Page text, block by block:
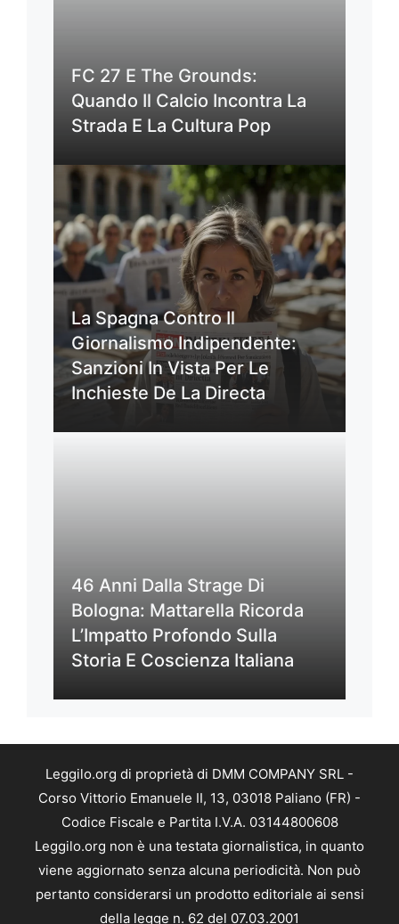
FC 27 E The Grounds:
Quando Il Calcio Incontra La
Strada E La Cultura Pop
La Spagna Contro Il
Giornalismo Indipendente:
Sanzioni In Vista Per Le
Inchieste De La Directa
46 Anni Dalla Strage Di
Bologna: Mattarella Ricorda
L’Impatto Profondo Sulla
Storia E Coscienza Italiana
Leggilo.org di proprietà di DMM COMPANY SRL -
Corso Vittorio Emanuele II, 13, 03018 Paliano (FR) -
Codice Fiscale e Partita I.V.A. 03144800608
Leggilo.org non è una testata giornalistica, in quanto
viene aggiornato senza alcuna periodicità. Non può
pertanto considerarsi un prodotto editoriale ai sensi
della legge n. 62 del 07.03.2001